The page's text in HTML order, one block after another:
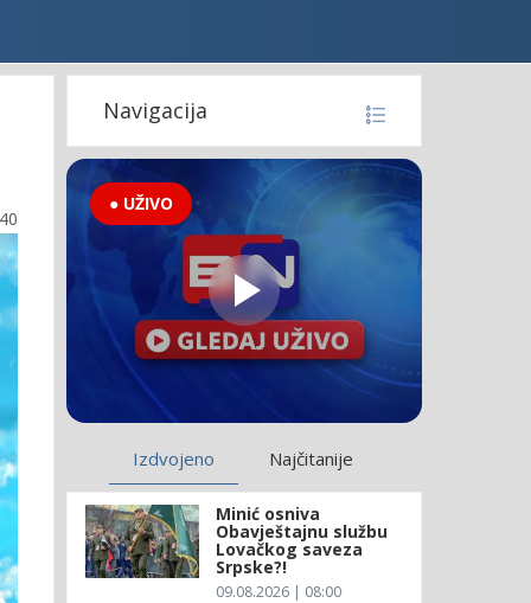
Navigacija
● UŽIVO
Izdvojeno Najčitanije
Minić osniva
Obavještajnu službu
Lovačkog saveza
Srpske?!
09.08.2026 | 08:00